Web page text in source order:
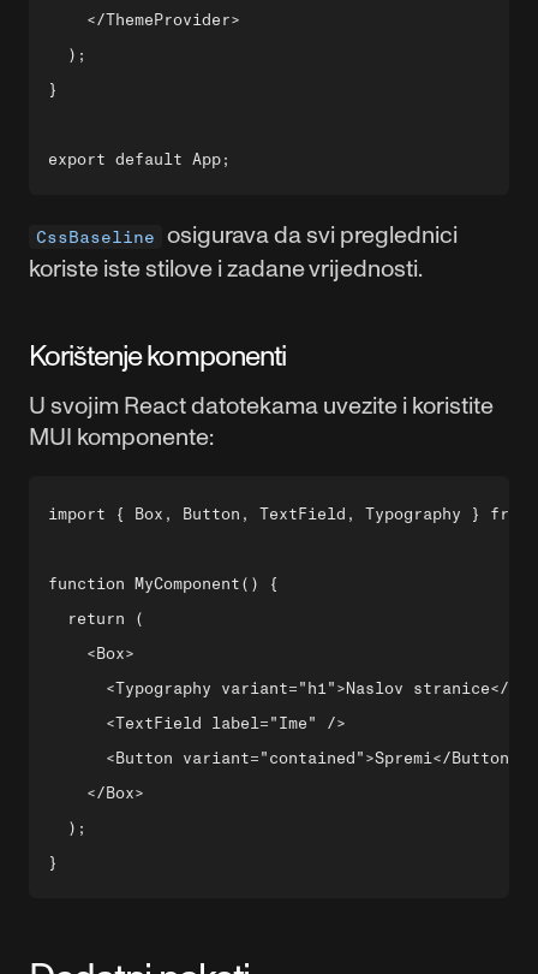
    </ThemeProvider>
  );
}
CssBaseline
osigurava da svi preglednici
koriste iste stilove i zadane vrijednosti.
Korištenje komponenti
U svojim React datotekama uvezite i koristite
MUI komponente:
import { Box, Button, TextField, Typography } from
function MyComponent() {
  return (
    <Box>
<Typography variant="h1">Naslov stranice</
      <TextField label="Ime" />
      <Button variant="contained">Spremi</Button>
    </Box>
  );